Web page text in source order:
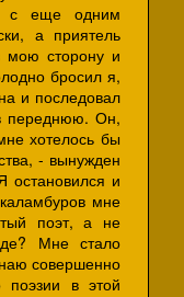
с еще одним
а приятель
мою сторону и
бросил я,
и последовал
переднюю. Он,
хотелось бы
- вынужден
остановился и
мне
поэт, а не
Мне стало
совершенно
в этой